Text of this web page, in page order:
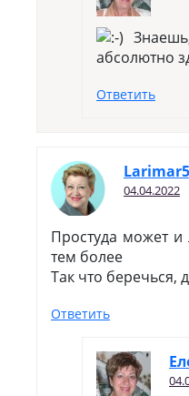
абсолютно
Ответить
04.04.2022
Простуда может и
тем более
Так что беречься,
Ответить